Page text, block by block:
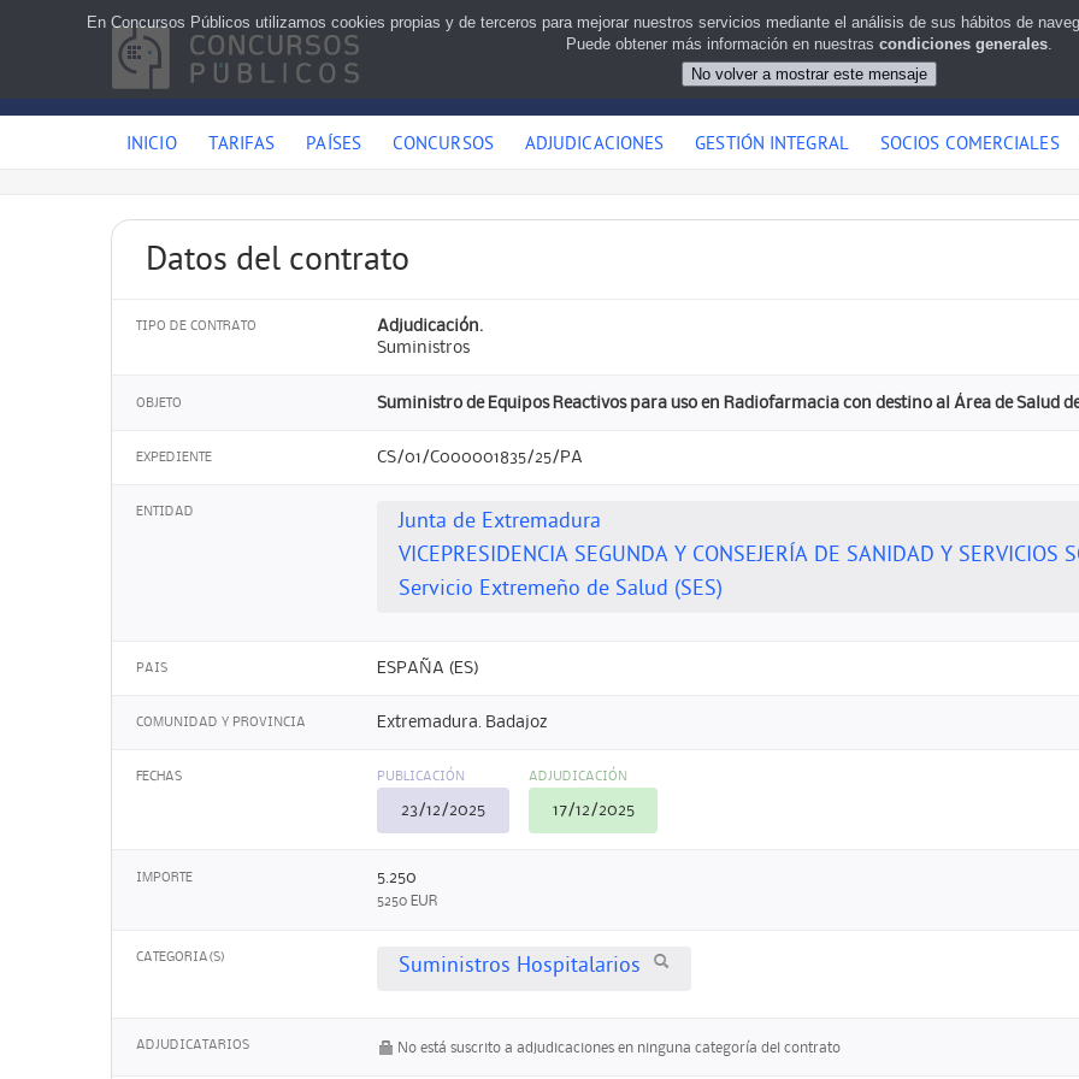
INICIO TARIFAS PAÍSES CONCURSOS ADJUDICACIONES GESTIÓN INTEGRAL SOCIOS COMERCIALES
Datos del contrato
TIPO DE CONTRATO
Adjudicación.
Suministros
OBJETO Suministro de Equipos Reactivos para uso en Radiofarmacia con destino al Área de Salud
EXPEDIENTE CS/01/C000001835/25/PA
ENTIDAD
Junta de Extremadura
VICEPRESIDENCIA SEGUNDA Y CONSEJERÍA DE SANIDAD Y SERVICIOS
Servicio Extremeño de Salud (SES)
PAIS ESPAÑA (ES)
COMUNIDAD Y PROVINCIA Extremadura. Badajoz
FECHAS PUBLICACIÓN
23/12/2025
ADJUDICACIÓN
17/12/2025
IMPORTE 5.250
5250 EUR
CATEGORIA(S) Suministros Hospitalarios
ADJUDICATARIOS No está suscrito a adjudicaciones en ninguna categoría del contrato
En Concursos Públicos utilizamos cookies propias y de terceros para mejorar nuestros servicios mediante el análisis de sus hábitos de
Puede obtener más información en nuestras condiciones generales.